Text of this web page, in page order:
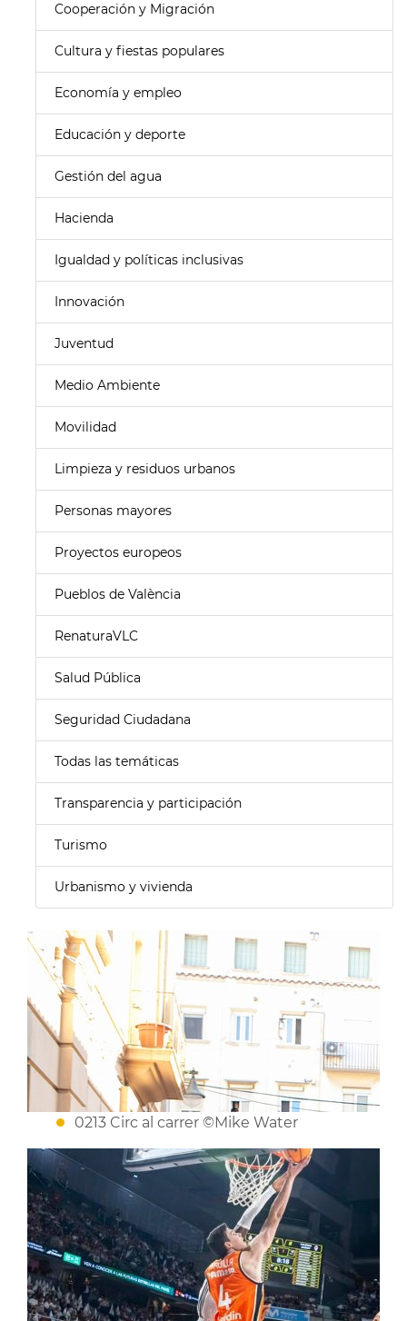
Cooperación y Migración
Cultura y fiestas populares
Economía y empleo
Educación y deporte
Gestión del agua
Hacienda
Igualdad y políticas inclusivas
Innovación
Juventud
Medio Ambiente
Movilidad
Limpieza y residuos urbanos
Personas mayores
Proyectos europeos
Pueblos de València
RenaturaVLC
Salud Pública
Seguridad Ciudadana
Todas las temáticas
Transparencia y participación
Turismo
Urbanismo y vivienda
0213 Circ al carrer ©Mike Water